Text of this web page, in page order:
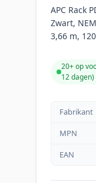
APC Rack
Zwart,
3,66 m,
20+ op
12 dagen)
Fabrikant
MPN
EAN